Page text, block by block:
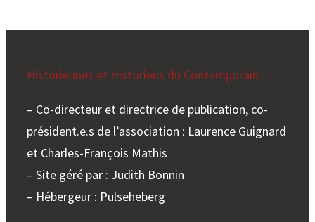
Historiennes et Historiens du Contemporain
– Co-directeur et directrice de publication, co-
président.e.s de l’association : Laurence Guignard
et Charles-François Mathis
– Site géré par : Judith Bonnin
– Hébergeur : Pulseheberg